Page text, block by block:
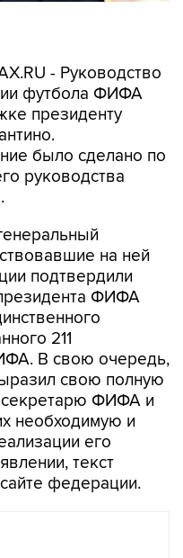
- Руководство
футбола ФИФА
президенту
было сделано по
руководства
на ней
подтвердили
ФИФА
211
В свою очередь,
свою полную
секретарю ФИФА и
необходимую и
его
текст
федерации.